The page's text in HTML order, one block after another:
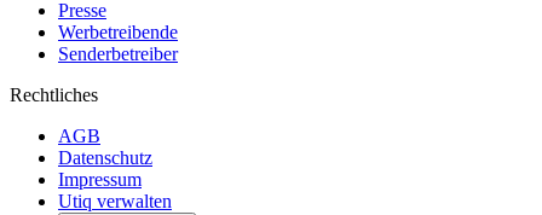
Presse
Werbetreibende
Senderbetreiber
Rechtliches
AGB
Datenschutz
Impressum
Utiq verwalten